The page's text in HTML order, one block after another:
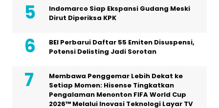
Indomarco Siap Ekspansi Gudang Meski
Dirut Diperiksa KPK
BEI Perbarui Daftar 55 Emiten Disuspensi,
Potensi Delisting Jadi Sorotan
Membawa Penggemar Lebih Dekat ke
Setiap Momen: Hisense Tingkatkan
Pengalaman Menonton FIFA World Cup
2026™ Melalui Inovasi Teknologi Layar TV